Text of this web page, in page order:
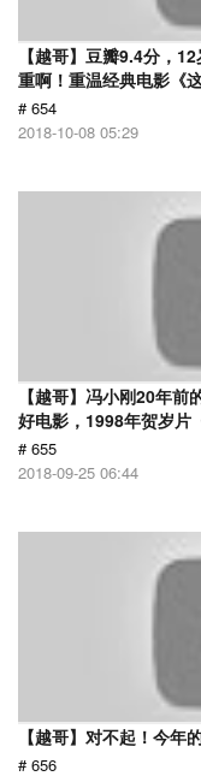
【越哥】豆瓣9.4分，
重啊！重温经典电影《
# 654
2018-10-08 05:29
【越哥】冯小刚20年
好电影，1998年贺岁片
# 655
2018-09-25 06:44
【越哥】对不起！今年
# 656